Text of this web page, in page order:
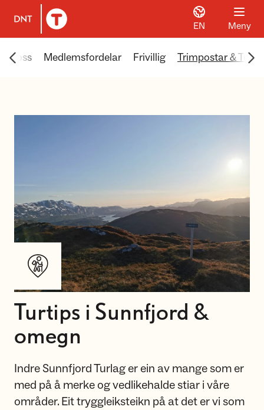
Til DNT.no forside
EN Meny
Scroll menyen mot venstre
oss Medlemsfordelar Frivillig Trimpostar &
Turtips i Sunnfjord &
omegn
Indre Sunnfjord Turlag er ein av mange som er
med på å merke og vedlikehalde stiar i våre
områder. Eit tryggleiksteikn på at det er vi som